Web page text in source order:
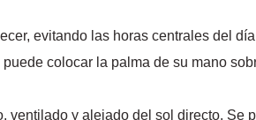
evitando las horas centrales del
colocar la palma de su mano
ventilado y alejado del sol directo. Se